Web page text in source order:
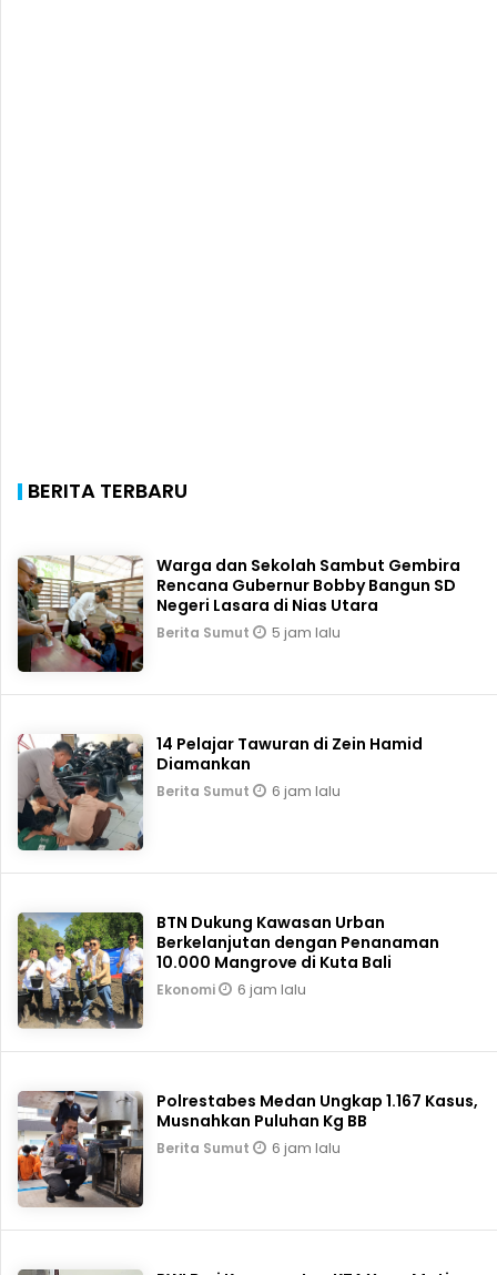
BERITA TERBARU
Warga dan Sekolah Sambut Gembira
Rencana Gubernur Bobby Bangun SD
Negeri Lasara di Nias Utara
Berita Sumut 5 jam lalu
14 Pelajar Tawuran di Zein Hamid
Diamankan
Berita Sumut 6 jam lalu
BTN Dukung Kawasan Urban
Berkelanjutan dengan Penanaman
10.000 Mangrove di Kuta Bali
Ekonomi 6 jam lalu
Polrestabes Medan Ungkap 1.167 Kasus,
Musnahkan Puluhan Kg BB
Berita Sumut 6 jam lalu